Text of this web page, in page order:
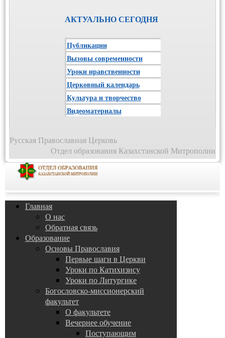
АКТУАЛЬНО СЕГОДНЯ
Публикации
Вызовы современности
Уроки нравственности
Церковный календарь
Культура и творчество
Видеоматериалы
Русская Православная Церковь
Отдел образования Казахстанской Митрополии
Главная
О нас
Обратная связь
Образование
Основы Православия
Первые шаги в Церкви
Уроки по Катихизису
Уроки по Литургике
Богословско-миссионерский
факультет
О факультете
Вечернее обучение
Поступающим